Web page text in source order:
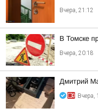
Вчера, 21:12
В Томске
Вчера, 20:18
Дмитрий
Вчера,